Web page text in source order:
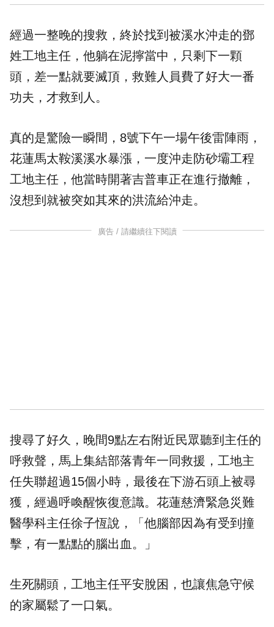
經過一整晚的搜救，終於找到被溪水沖走的鄧
姓工地主任，他躺在泥擰當中，只剩下一顆
頭，差一點就要滅頂，救難人員費了好大一番
功夫，才救到人。
真的是驚險一瞬間，8號下午一場午後雷陣雨，
花蓮馬太鞍溪溪水暴漲，一度沖走防砂壩工程
工地主任，他當時開著吉普車正在進行撤離，
沒想到就被突如其來的洪流給沖走。
廣告 / 請繼續往下閱讀
搜尋了好久，晚間9點左右附近民眾聽到主任的
呼救聲，馬上集結部落青年一同救援，工地主
任失聯超過15個小時，最後在下游石頭上被尋
獲，經過呼喚醒恢復意識。花蓮慈濟緊急災難
醫學科主任徐子恆說，「他腦部因為有受到撞
擊，有一點點的腦出血。」
生死關頭，工地主任平安脫困，也讓焦急守候
的家屬鬆了一口氣。